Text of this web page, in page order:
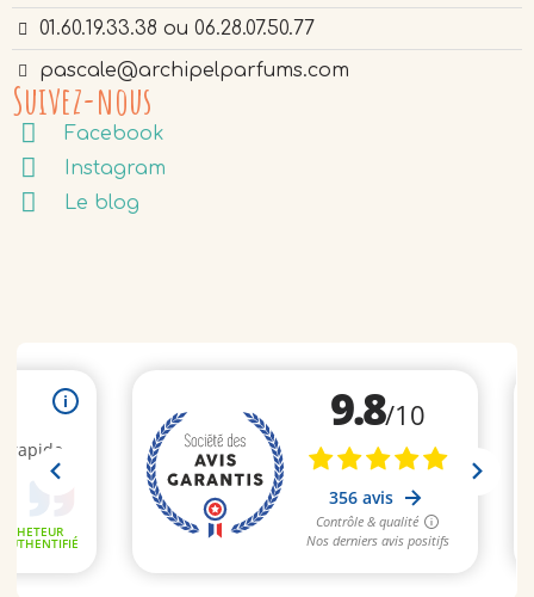
01.60.19.33.38 ou 06.28.07.50.77
pascale@archipelparfums.com
Suivez-nous
Facebook
Instagram
Le blog